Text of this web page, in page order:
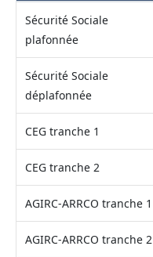
Sécurité Sociale
plafonnée
Sécurité Sociale
déplafonnée
CEG tranche 1
CEG tranche 2
AGIRC-ARRCO tranche 1
AGIRC-ARRCO tranche 2